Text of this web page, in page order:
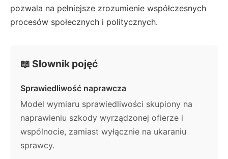
pozwala na pełniejsze zrozumienie współczesnych
procesów społecznych i politycznych.
📖 Słownik pojęć
Sprawiedliwość naprawcza
Model wymiaru sprawiedliwości skupiony na
naprawieniu szkody wyrządzonej ofierze i
wspólnocie, zamiast wyłącznie na ukaraniu
sprawcy.